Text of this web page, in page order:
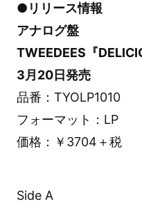
●リリース情報
アナログ盤
TWEEDEES『
3月20日発売
品番：TYOLP1010
フォーマット：LP
価格：￥3704＋税
Side A